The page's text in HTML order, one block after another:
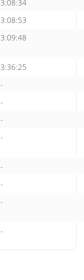
3:08:34
3:08:53
3:09:48
3:36:25
-
-
-
-
-
-
-
-